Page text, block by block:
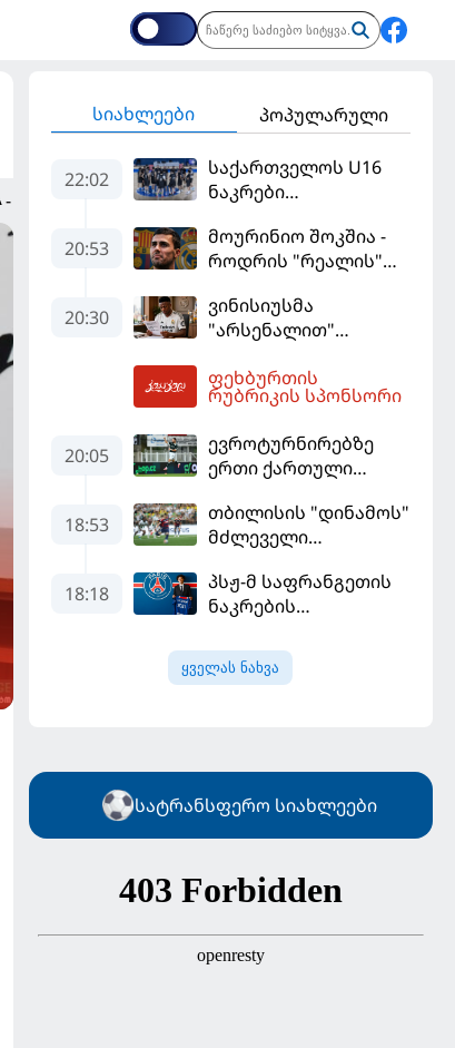
-
სიახლეები პოპულარული
22:02
საქართველოს U16
ნაკრები
ფინალურ ეტაპზე – A
დივიზიონში
20:53
მოურინიო შოკშია -
როდრის "რეალის"
და "ბარსელონაში"
გადადის
20:30
ვინისიუსმა
"არსენალით"
გამოიყენა და
"რეალთან"
მომგებიანად
გააგრძელა
ფეხბურთის
რუბრიკის სპონსორი
20:05
ევროტურნირებზე
ერთი ქართული
18:53
თბილისის "დინამოს"
მძლეველი
"ჰაიდუკთან"
განადგურდა
18:18
პსჟ-მ საფრანგეთის
ნაკრების
დაიმატა
ყველას ნახვა
სატრანსფერო სიახლეები